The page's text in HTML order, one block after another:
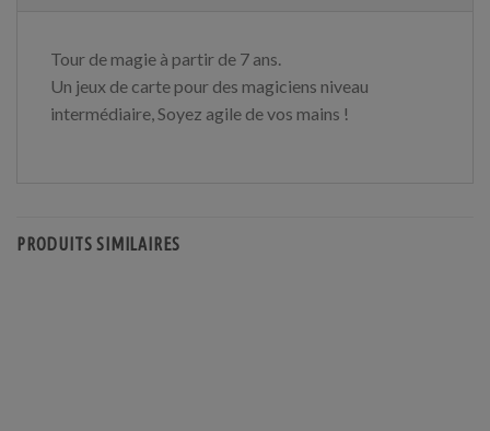
Tour de magie à partir de 7 ans.
Un jeux de carte pour des magiciens niveau
intermédiaire, Soyez agile de vos mains !
PRODUITS SIMILAIRES